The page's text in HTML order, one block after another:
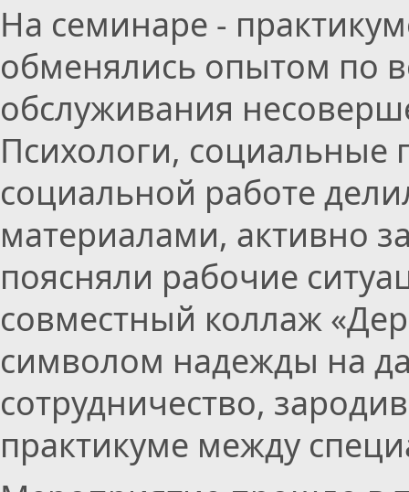
На семинаре -
обменялись опытом по
обслуживания
Психологи, социальные
социальной работе
материалами, активно
поясняли рабочие
совместный коллаж
символом надежды на
сотрудничество,
практикуме между